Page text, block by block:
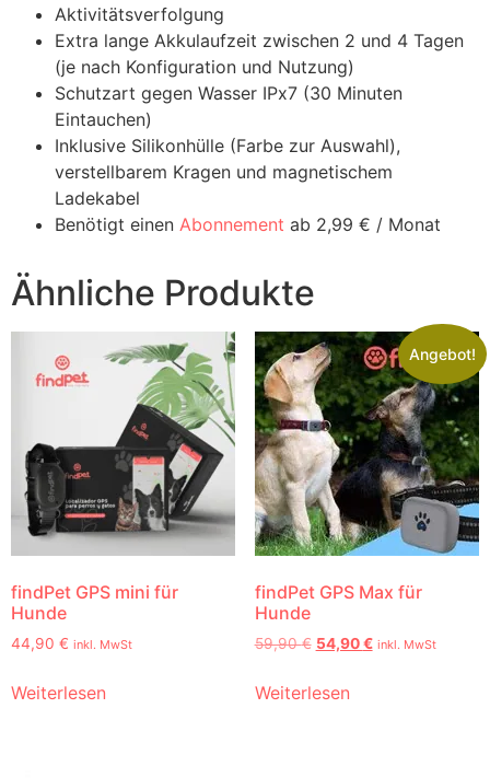
Aktivitätsverfolgung
Extra lange Akkulaufzeit zwischen 2 und 4 Tagen
(je nach Konfiguration und Nutzung)
Schutzart gegen Wasser IPx7 (30 Minuten
Eintauchen)
Inklusive Silikonhülle (Farbe zur Auswahl),
verstellbarem Kragen und magnetischem
Ladekabel
Benötigt einen Abonnement ab 2,99 € / Monat
Ähnliche Produkte
findPet GPS mini für
Hunde
44,90 € inkl. MwSt
Weiterlesen
Angebot!
findPet GPS Max für
Hunde
59,90€ 54,90€ inkl. MwSt
Weiterlesen